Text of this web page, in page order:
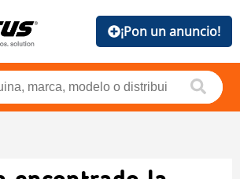
¡Pon un anuncio!